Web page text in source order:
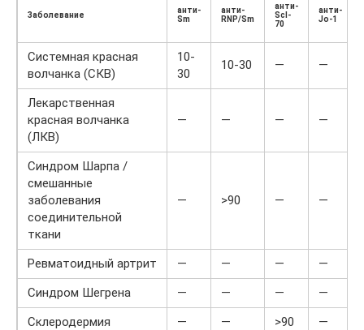
Заболевание
анти-
Sm
анти-
RNP/Sm
анти-
Scl-
70
анти-
Jo-1
Системная красная
волчанка (СКВ)
10-
30
10-30 — —
Лекарственная
красная волчанка
(ЛКВ)
— — — —
Синдром Шарпа /
смешанные
заболевания
соединительной
ткани
— >90 — —
Ревматоидный артрит — — —
—
Синдром Шегрена
— — —
—
Склеродермия
— — >90
—